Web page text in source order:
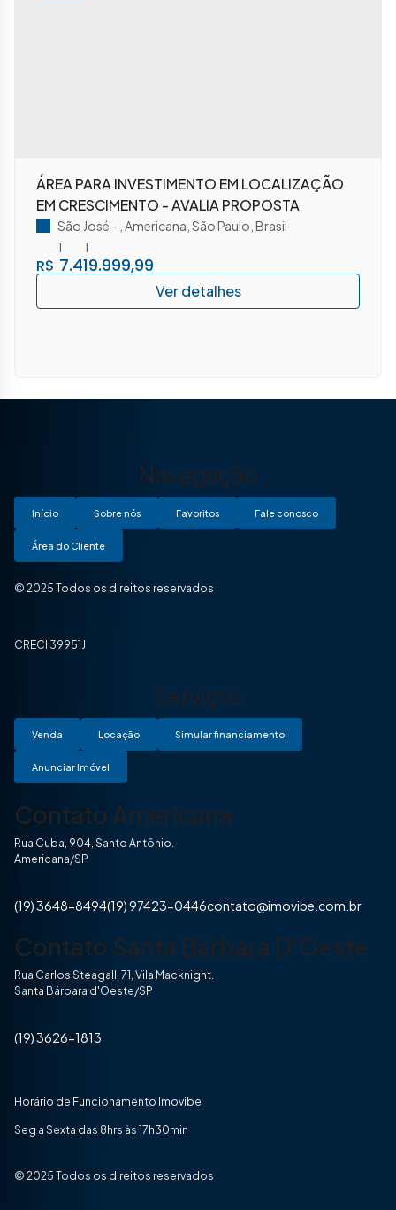
ÁREA PARA INVESTIMENTO EM LOCALIZAÇÃO
EM CRESCIMENTO - AVALIA PROPOSTA
R$ 7.419.999,99
São José Americana São Paulo Brasil
1
1
Navegação
Início Sobre nós Favoritos Fale conosco
Área do Cliente
© 2025 Todos os direitos reservados
CRECI 39951J
Serviços
Venda Locação Simular financiamento
Anunciar Imóvel
Contato Americana
Rua Cuba, 904, Santo Antônio.
Americana/SP
(19) 3648-8494(19) 97423-0446contato@imovibe.com.br
Contato Santa Bárbara D'Oeste
Rua Carlos Steagall, 71, Vila Macknight.
Santa Bárbara d'Oeste/SP
(19) 3626-1813
Horário de Funcionamento Imovibe
Seg a Sexta das 8hrs às 17h30min
© 2025 Todos os direitos reservados